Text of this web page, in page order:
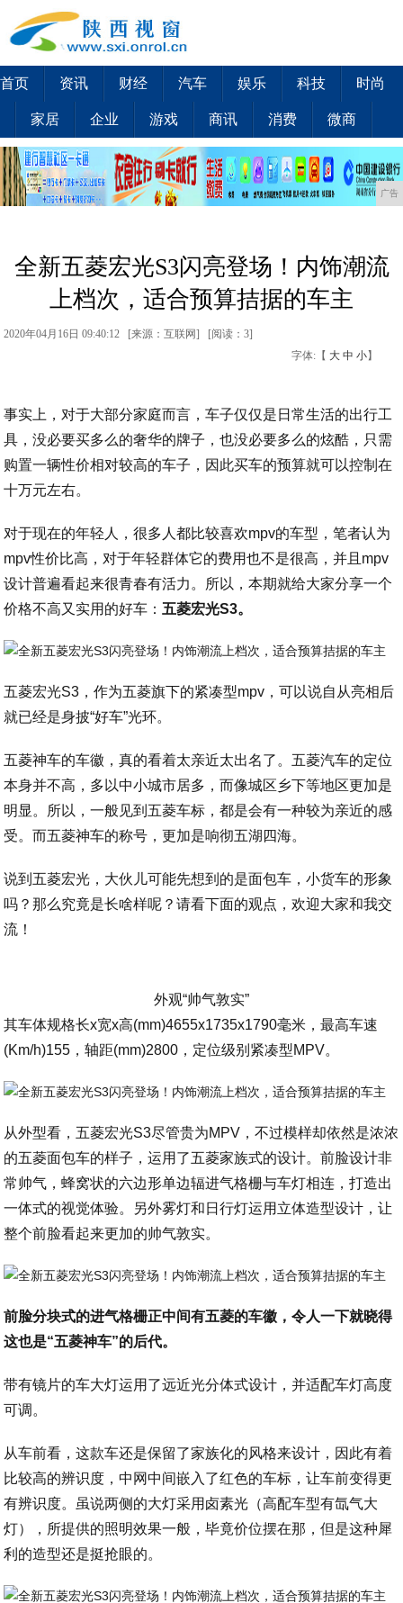
首页 资讯 财经 汽车 娱乐 科技 时尚
家居 企业 游戏 商讯 消费 微商
广告
全新五菱宏光S3闪亮登场！内饰潮流
上档次，适合预算拮据的车主
2020年04月16日 09:40:12 [来源：互联网] [阅读：3]
字体:【 大 中 小】
事实上，对于大部分家庭而言，车子仅仅是日常生活的出行工
具，没必要买多么的奢华的牌子，也没必要多么的炫酷，只需
购置一辆性价相对较高的车子，因此买车的预算就可以控制在
十万元左右。
对于现在的年轻人，很多人都比较喜欢mpv的车型，笔者认为
mpv性价比高，对于年轻群体它的费用也不是很高，并且mpv
设计普遍看起来很青春有活力。所以，本期就给大家分享一个
价格不高又实用的好车： 五菱宏光S3。
五菱宏光S3，作为五菱旗下的紧凑型mpv，可以说自从亮相后
就已经是身披“好车”光环。
五菱神车的车徽，真的看着太亲近太出名了。五菱汽车的定位
本身并不高，多以中小城市居多，而像城区乡下等地区更加是
明显。所以，一般见到五菱车标，都是会有一种较为亲近的感
受。而五菱神车的称号，更加是响彻五湖四海。
说到五菱宏光，大伙儿可能先想到的是面包车，小货车的形象
吗？那么究竟是长啥样呢？请看下面的观点，欢迎大家和我交
流！
外观“帅气敦实”
其车体规格长x宽x高(mm)4655x1735x1790毫米，最高车速
(Km/h)155，轴距(mm)2800，定位级别紧凑型MPV。
从外型看，五菱宏光S3尽管贵为MPV，不过模样却依然是浓浓
的五菱面包车的样子，运用了五菱家族式的设计。前脸设计非
常帅气，蜂窝状的六边形单边辐进气格栅与车灯相连，打造出
一体式的视觉体验。另外雾灯和日行灯运用立体造型设计，让
整个前脸看起来更加的帅气敦实。
前脸分块式的进气格栅正中间有五菱的车徽，令人一下就晓得
这也是“五菱神车”的后代。
带有镜片的车大灯运用了远近光分体式设计，并适配车灯高度
可调。
从车前看，这款车还是保留了家族化的风格来设计，因此有着
比较高的辨识度，中网中间嵌入了红色的车标，让车前变得更
有辨识度。虽说两侧的大灯采用卤素光（高配车型有氙气大
灯），所提供的照明效果一般，毕竟价位摆在那，但是这种犀
利的造型还是挺抢眼的。